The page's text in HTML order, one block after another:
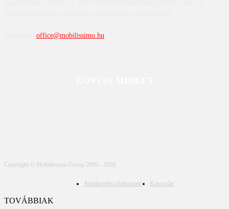
office@mobilissimo.hu
Copyright © Mobilissimo Group 2006 - 2026
Adatkezelési tájékoztató Kapcsolat
TOVÁBBIAK